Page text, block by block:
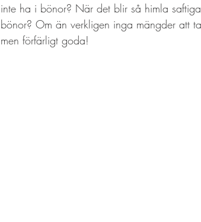
inte ha i bönor? När det blir så himla
bönor? Om än verkligen inga mängder att
men förfärligt goda!